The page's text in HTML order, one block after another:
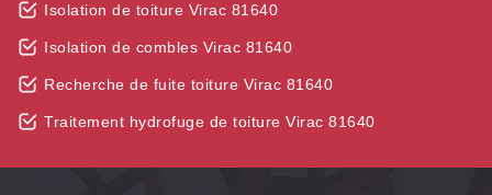
Isolation de toiture Virac 81640
Isolation de combles Virac 81640
Recherche de fuite toiture Virac 81640
Traitement hydrofuge de toiture Virac 81640